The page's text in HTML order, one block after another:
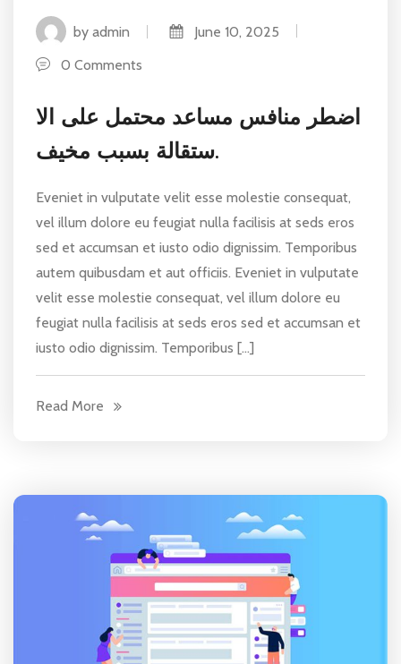
by admin
June 10, 2025
0 Comments
اضطر منافس مساعد محتمل على الا
ستقالة بسبب مخيف.
Eveniet in vulputate velit esse molestie consequat,
vel illum dolore eu feugiat nulla facilisis at seds eros
sed et accumsan et iusto odio dignissim. Temporibus
autem quibusdam et aut officiis. Eveniet in vulputate
velit esse molestie consequat, vel illum dolore eu
feugiat nulla facilisis at seds eros sed et accumsan et
iusto odio dignissim. Temporibus […]
Read More